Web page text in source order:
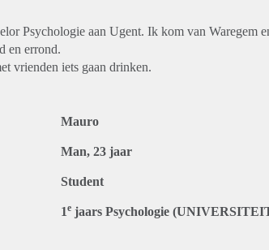
Psychologie aan Ugent. Ik kom van Waregem
en errond.
vrienden iets gaan drinken.
Mauro
Man, 23 jaar
Student
1e jaars Psychologie